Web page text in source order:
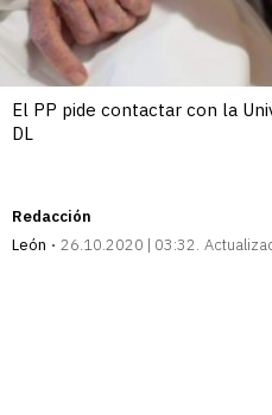
El PP pide contactar con la
DL
Redacción
León
26.10.2020 | 03:32